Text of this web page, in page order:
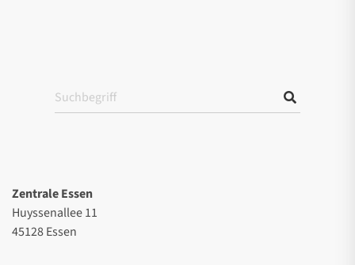
Zentrale Essen
Huyssenallee 11
45128 Essen